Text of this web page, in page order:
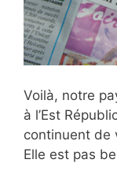
Voilà, notre
à l’Est
continuent de
Elle est pas